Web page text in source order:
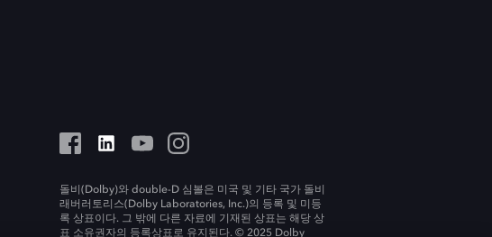
돌비(Dolby)와 double-D 심볼은 미국 및 기타 국가 돌비
래버러토리스(Dolby Laboratories, Inc.)의 등록 및 미등
록 상표이다. 그 밖에 다른 자료에 기재된 상표는 해당 상
표 소유권자의 등록상표로 유지된다. © 2025 Dolby